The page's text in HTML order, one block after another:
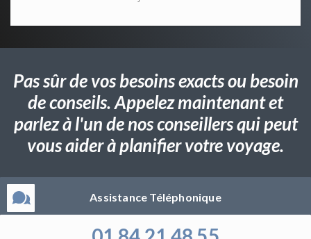
Pas sûr de vos besoins exacts ou besoin
de conseils. Appelez maintenant et
parlez à l'un de nos conseillers qui peut
vous aider à planifier votre voyage.
Assistance Téléphonique